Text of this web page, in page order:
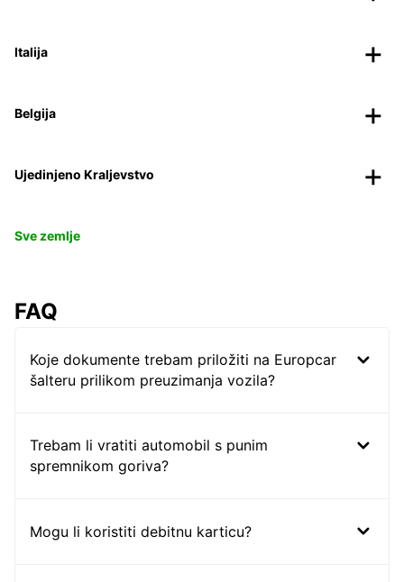
Italija
Belgija
Ujedinjeno Kraljevstvo
Sve zemlje
FAQ
Koje dokumente trebam priložiti na Europcar
šalteru prilikom preuzimanja vozila?
Trebam li vratiti automobil s punim
spremnikom goriva?
Mogu li koristiti debitnu karticu?